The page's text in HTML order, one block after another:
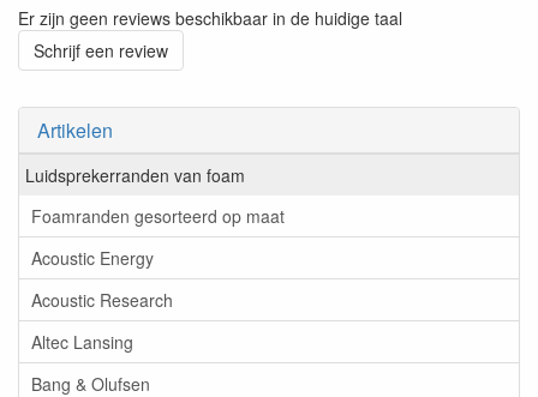
Artikelen
Luidsprekerranden van foam
Foamranden gesorteerd op maat
Acoustic Energy
Acoustic Research
Altec Lansing
Bang & Olufsen
Er zijn geen reviews beschikbaar in de huidige taal
Schrijf een review